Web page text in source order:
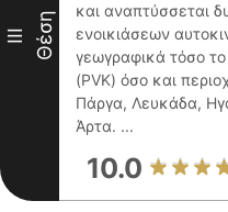
III Θέση
και αναπτύσσεται
ενοικιάσεων
γεωγραφικά τόσο
(PVK) όσο και
Πάργα, Λευκάδα,
Άρτα. ...
10.0